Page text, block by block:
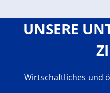
UNSERE
Wirtschaftliches und